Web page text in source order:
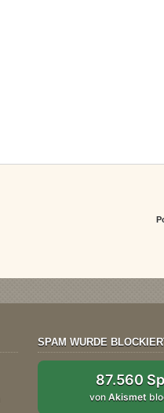
SPAM WURDE
87.560
vonAkismet